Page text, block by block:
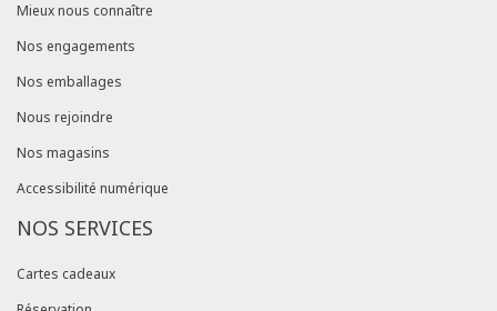
Mieux nous connaître
Nos engagements
Nos emballages
Nous rejoindre
Nos magasins
Accessibilité numérique
NOS SERVICES
Cartes cadeaux